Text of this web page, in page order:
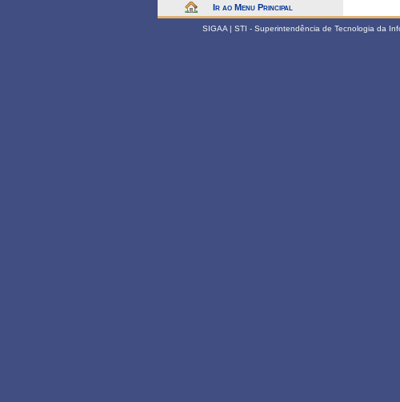
Ir ao Menu Principal
SIGAA | STI - Superintendência de Tecnologia da